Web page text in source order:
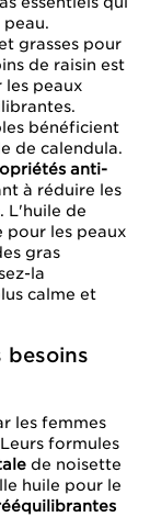
grasses pour
de raisin est
peaux
bénéficient
de calendula.
anti-
à réduire les
L'huile de
pour les peaux
gras
la
calme et
besoins
les femmes
formules
de noisette
huile pour le